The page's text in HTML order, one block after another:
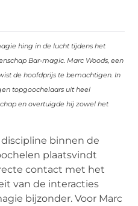
hing in de lucht tijdens het
Bar-magic. Marc Woods, een
de hoofdprijs te bemachtigen. In
topgoochelaars uit heel
en overtuigde hij zowel het
binnen de
plaatsvindt
contact met het
van de interacties
bijzonder. Voor Marc